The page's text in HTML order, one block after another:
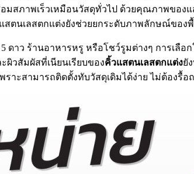
สภาพเร็วเหมือนวัสดุทั่วไป ด้วยคุณภาพของ
สตนเลสตกแต่งยังช่วยยกระดับภาพลักษณ์ขอ
ดาว ร้านอาหารหรู หรือโชว์รูมต่างๆ การเลื
ผิวสัมผัสที่เนียนเรียบของคิ้วแสตนเลสตกแต่งยั
ราะสามารถติดตั้งทับวัสดุเดิมได้ง่าย ไม่ต้อง